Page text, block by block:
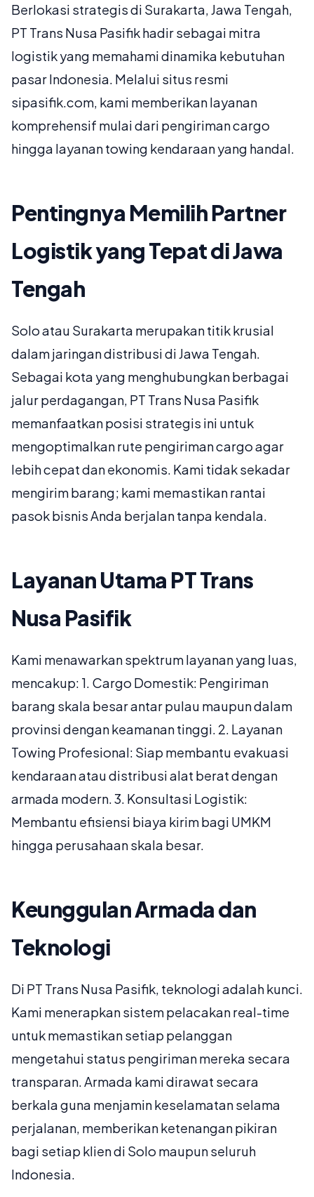
Berlokasi strategis di Surakarta, Jawa Tengah,
PT Trans Nusa Pasifik hadir sebagai mitra
logistik yang memahami dinamika kebutuhan
pasar Indonesia. Melalui situs resmi
sipasifik.com, kami memberikan layanan
komprehensif mulai dari pengiriman cargo
hingga layanan towing kendaraan yang handal.
Pentingnya Memilih Partner
Logistik yang Tepat di Jawa
Tengah
Solo atau Surakarta merupakan titik krusial
dalam jaringan distribusi di Jawa Tengah.
Sebagai kota yang menghubungkan berbagai
jalur perdagangan, PT Trans Nusa Pasifik
memanfaatkan posisi strategis ini untuk
mengoptimalkan rute pengiriman cargo agar
lebih cepat dan ekonomis. Kami tidak sekadar
mengirim barang; kami memastikan rantai
pasok bisnis Anda berjalan tanpa kendala.
Layanan Utama PT Trans
Nusa Pasifik
Kami menawarkan spektrum layanan yang luas,
mencakup: 1. Cargo Domestik: Pengiriman
barang skala besar antar pulau maupun dalam
provinsi dengan keamanan tinggi. 2. Layanan
Towing Profesional: Siap membantu evakuasi
kendaraan atau distribusi alat berat dengan
armada modern. 3. Konsultasi Logistik:
Membantu efisiensi biaya kirim bagi UMKM
hingga perusahaan skala besar.
Keunggulan Armada dan
Teknologi
Di PT Trans Nusa Pasifik, teknologi adalah kunci.
Kami menerapkan sistem pelacakan real-time
untuk memastikan setiap pelanggan
mengetahui status pengiriman mereka secara
transparan. Armada kami dirawat secara
berkala guna menjamin keselamatan selama
perjalanan, memberikan ketenangan pikiran
bagi setiap klien di Solo maupun seluruh
Indonesia.